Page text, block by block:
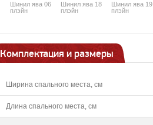
Шинил ява 06
плэйн
Шинил ява 18
плэйн
Шинил ява 19
плэйн
Комплектация и размеры
Ширина спального места, см
Длина спального места, см